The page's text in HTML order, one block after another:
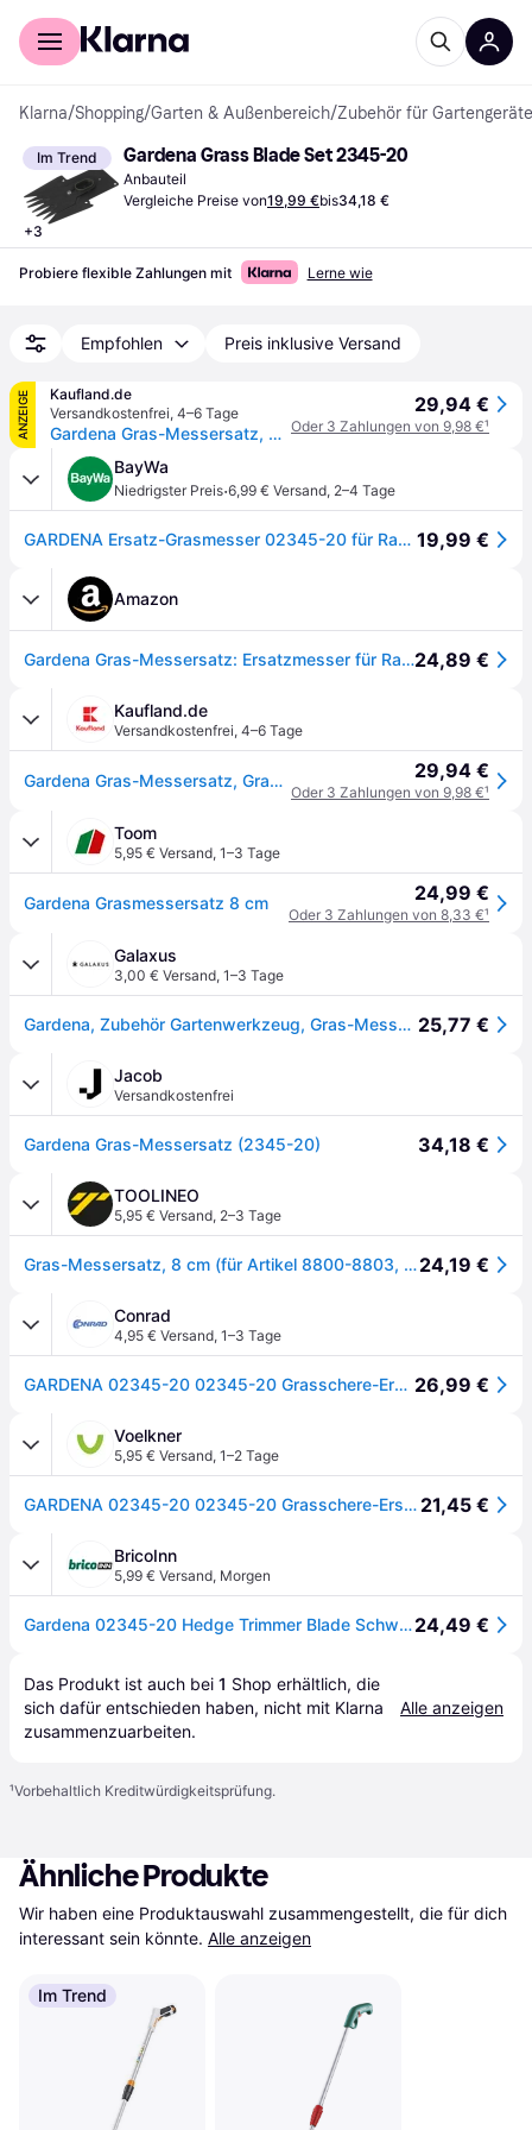
Für Shopper
Klarna/Shopping/Garten & Außenbereich/Zubehör für Gartengeräte
Im Trend
+3
Gardena Grass Blade Set 2345-20
Anbauteil
Vergleiche Preise von19,99 €bis34,18 €
Probiere flexible Zahlungen mit Lerne wie
Empfohlen Preis inklusive Versand
ANZEIGE
Kaufland.de
Versandkostenfrei, 4–6 Tage
Gardena Gras-Messersatz, Grasschere, Blade, Schwarz, Gardena, Wave blade
29,94 €
Oder 3 Zahlungen von 9,98 €¹
BayWa
Niedrigster Preis·6,99 € Versand, 2–4 Tage
GARDENA Ersatz-Grasmesser 02345-20 für Rasenkantenschere + Strauchschere 19,99 €
Amazon
Gardena Gras-Messersatz: Ersatzmesser für Rasenkantenscheren/Strauchscheren (Art.-Nr. 8800-8803, 2500, 2505, 8818, 8824), Schnittbreite 8 cm (2345-20)24,89 €
Kaufland.de
Versandkostenfrei, 4–6 Tage
Gardena Gras-Messersatz, Grasschere, Blade, Schwarz, Gardena, Wave blade 29,94 €
Oder 3 Zahlungen von 9,98 €¹
Toom
5,95 € Versand, 1–3 Tage
Gardena Grasmessersatz 8 cm 24,99 €
Oder 3 Zahlungen von 8,33 €¹
Galaxus
3,00 € Versand, 1–3 Tage
Gardena, Zubehör Gartenwerkzeug, Gras-Messersatz 25,77 €
Jacob
Versandkostenfrei
Gardena Gras-Messersatz (2345-20) 34,18 €
TOOLINEO
5,95 € Versand, 2–3 Tage
Gras-Messersatz, 8 cm (für Artikel 8800-8803, 2500, 2505, 8818, 8824, Akku Standard)24,19 €
Conrad
4,95 € Versand, 1–3 Tage
GARDENA 02345-20 02345-20 Grasschere-Ersatzmesser 26,99 €
Voelkner
5,95 € Versand, 1–2 Tage
GARDENA 02345-20 02345-20 Grasschere-Ersatzmesser 21,45 €
BricoInn
5,99 € Versand, Morgen
Gardena 02345-20 Hedge Trimmer Blade Schwarz24,49 €
Das Produkt ist auch bei 1 Shop erhältlich, die
sich dafür entschieden haben, nicht mit Klarna
zusammenzuarbeiten.
Alle anzeigen
¹Vorbehaltlich Kreditwürdigkeitsprüfung.
Ähnliche Produkte
Wir haben eine Produktauswahl zusammengestellt, die für dich
interessant sein könnte. Alle anzeigen
Im Trend